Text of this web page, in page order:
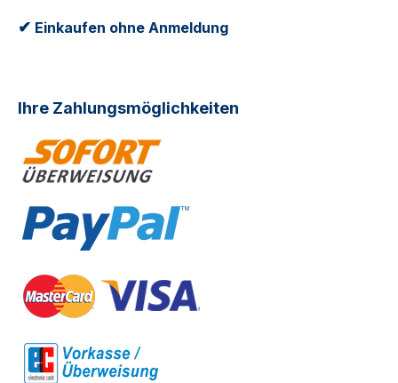
✔ Einkaufen ohne Anmeldung
Ihre Zahlungsmöglichkeiten